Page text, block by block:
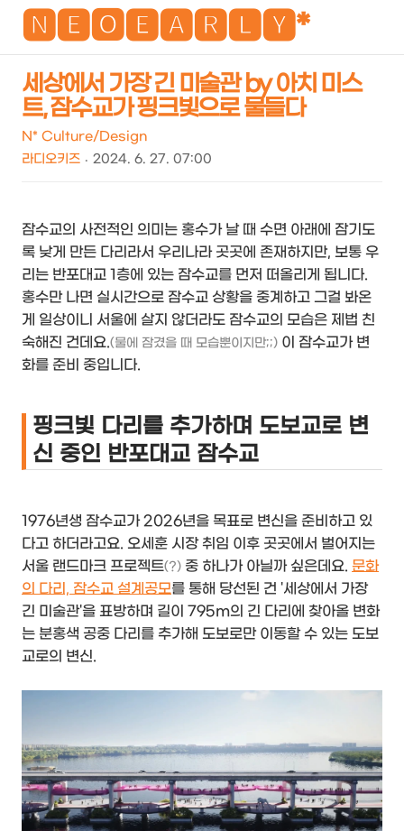
🅽🅴🅾🅴🅰🆁🅻🆈*
세상에서 가장 긴 미술관 by 아치 미스
트, 잠수교가 핑크빛으로 물들다
N* Culture/Design
라디오키즈
2024. 6. 27. 07:00
잠수교의 사전적인 의미는 홍수가 날 때 수면 아래에 잠기도
록 낮게 만든 다리라서 우리나라 곳곳에 존재하지만, 보통 우
리는 반포대교 1층에 있는 잠수교를 먼저 떠올리게 됩니다.
홍수만 나면 실시간으로 잠수교 상황을 중계하고 그걸 봐온
게 일상이니 서울에 살지 않더라도 잠수교의 모습은 제법 친
숙해진 건데요.(물에 잠겼을 때 모습뿐이지만;;) 이 잠수교가 변
화를 준비 중입니다.
핑크빛 다리를 추가하며 도보교로 변
신 중인 반포대교 잠수교
1976년생 잠수교가 2026년을 목표로 변신을 준비하고 있
다고 하더라고요. 오세훈 시장 취임 이후 곳곳에서 벌어지는
서울 랜드마크 프로젝트(?) 중 하나가 아닐까 싶은데요. 문화
의 다리, 잠수교 설계공모를 통해 당선된 건 '세상에서 가장
긴 미술관'을 표방하며 길이 795m의 긴 다리에 찾아올 변화
는 분홍색 공중 다리를 추가해 도보로만 이동할 수 있는 도보
교로의 변신.